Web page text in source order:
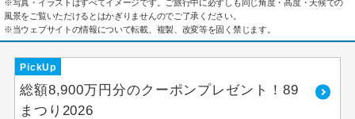
※写真・イラストはすべてイメージです。ご旅行中に必ずしも同じ角度・高度・天候での
風景をご覧いただけるとはかぎりませんのでご了承ください。
※当ウェブサイトの情報について転載、複製、改変等を固く禁じます。
PickUp
総額8,900万円分のクーポンプレゼント！89
まつり2026